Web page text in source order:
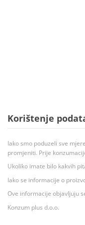
Korištenje
Iako smo poduzeli sve
promjeniti. Prije
Ukoliko imate bilo kakvih
Iako se informacije o
Ove informacije objavljuju
Konzum plus d.o.o.